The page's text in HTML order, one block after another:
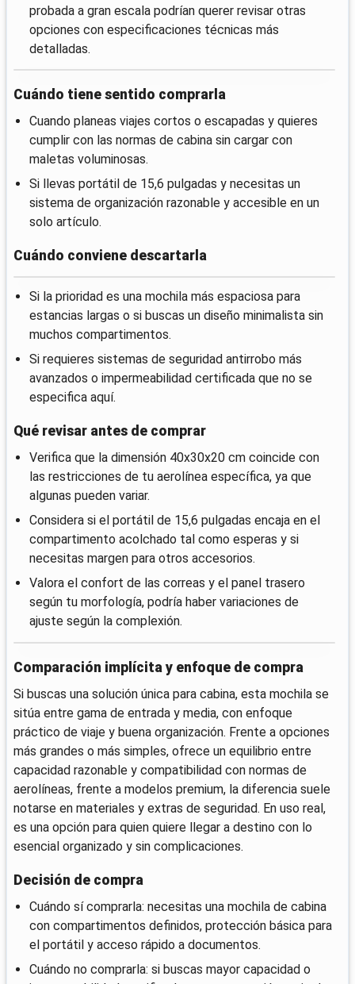
probada a gran escala podrían querer revisar otras
opciones con especificaciones técnicas más
detalladas.
Cuándo tiene sentido comprarla
Cuando planeas viajes cortos o escapadas y quieres
cumplir con las normas de cabina sin cargar con
maletas voluminosas.
Si llevas portátil de 15,6 pulgadas y necesitas un
sistema de organización razonable y accesible en un
solo artículo.
Cuándo conviene descartarla
Si la prioridad es una mochila más espaciosa para
estancias largas o si buscas un diseño minimalista sin
muchos compartimentos.
Si requieres sistemas de seguridad antirrobo más
avanzados o impermeabilidad certificada que no se
especifica aquí.
Qué revisar antes de comprar
Verifica que la dimensión 40x30x20 cm coincide con
las restricciones de tu aerolínea específica, ya que
algunas pueden variar.
Considera si el portátil de 15,6 pulgadas encaja en el
compartimento acolchado tal como esperas y si
necesitas margen para otros accesorios.
Valora el confort de las correas y el panel trasero
según tu morfología, podría haber variaciones de
ajuste según la complexión.
Comparación implícita y enfoque de compra
Si buscas una solución única para cabina, esta mochila se
sitúa entre gama de entrada y media, con enfoque
práctico de viaje y buena organización. Frente a opciones
más grandes o más simples, ofrece un equilibrio entre
capacidad razonable y compatibilidad con normas de
aerolíneas, frente a modelos premium, la diferencia suele
notarse en materiales y extras de seguridad. En uso real,
es una opción para quien quiere llegar a destino con lo
esencial organizado y sin complicaciones.
Decisión de compra
Cuándo sí comprarla: necesitas una mochila de cabina
con compartimentos definidos, protección básica para
el portátil y acceso rápido a documentos.
Cuándo no comprarla: si buscas mayor capacidad o